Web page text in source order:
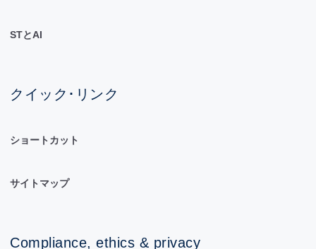
STとAI
クイック･リンク
ショートカット
サイトマップ
Compliance, ethics & privacy